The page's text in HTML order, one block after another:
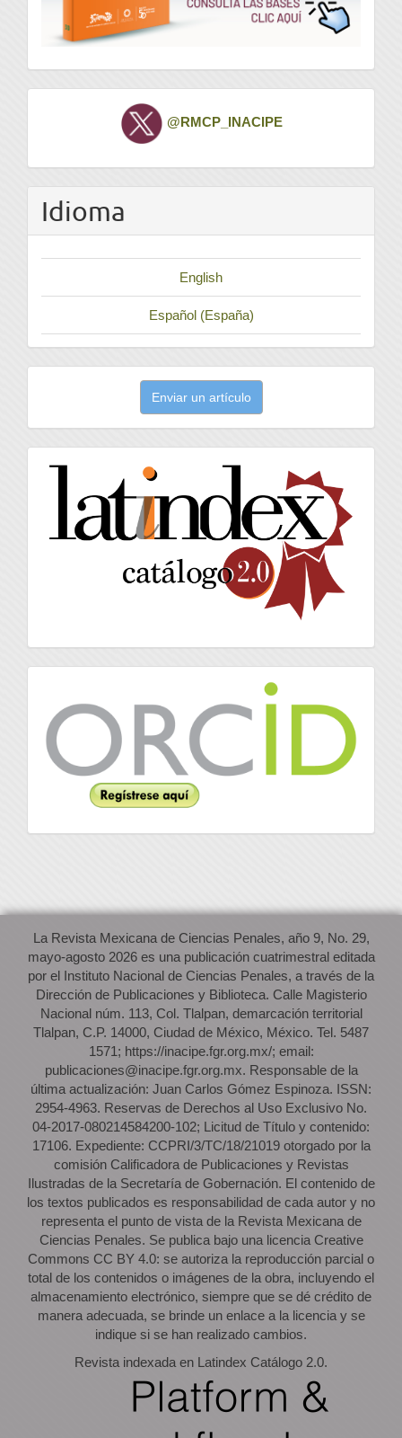
Twitter @RMCP_INACIPE
Idioma
English
Español (España)
artículo
Enviar un artículo
latindex
La Revista Mexicana de Ciencias Penales, año 9, No. 29,
mayo-agosto 2026 es una publicación cuatrimestral editada
por el Instituto Nacional de Ciencias Penales, a través de la
Dirección de Publicaciones y Biblioteca. Calle Magisterio
Nacional núm. 113, Col. Tlalpan, demarcación territorial
Tlalpan, C.P. 14000, Ciudad de México, México. Tel. 5487
1571; https://inacipe.fgr.org.mx/; email:
publicaciones@inacipe.fgr.org.mx. Responsable de la
última actualización: Juan Carlos Gómez Espinoza. ISSN:
2954-4963. Reservas de Derechos al Uso Exclusivo No.
04-2017-080214584200-102; Licitud de Título y contenido:
17106. Expediente: CCPRI/3/TC/18/21019 otorgado por la
comisión Calificadora de Publicaciones y Revistas
Ilustradas de la Secretaría de Gobernación. El contenido de
los textos publicados es responsabilidad de cada autor y no
representa el punto de vista de la Revista Mexicana de
Ciencias Penales. Se publica bajo una licencia Creative
Commons CC BY 4.0: se autoriza la reproducción parcial o
total de los contenidos o imágenes de la obra, incluyendo el
almacenamiento electrónico, siempre que se dé crédito de
manera adecuada, se brinde un enlace a la licencia y se
indique si se han realizado cambios.
Revista indexada en Latindex Catálogo 2.0.